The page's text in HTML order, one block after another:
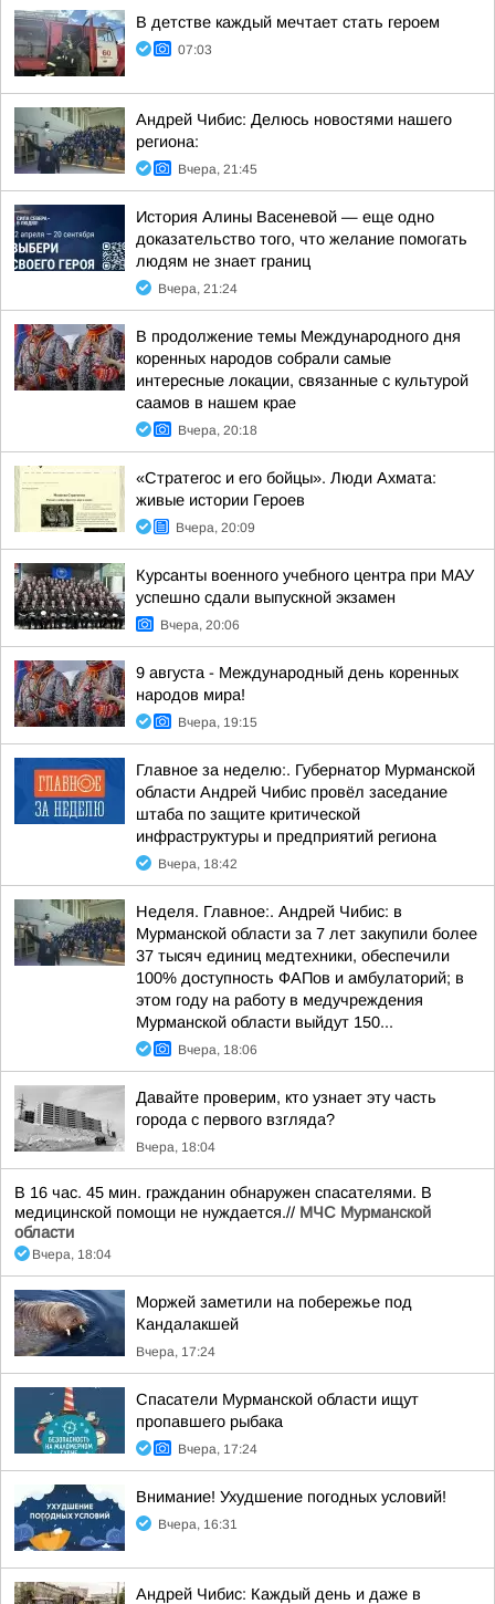
В детстве каждый мечтает стать героем
07:03
Андрей Чибис: Делюсь новостями нашего
региона:
Вчера, 21:45
История Алины Васеневой — еще одно
доказательство того, что желание помогать
людям не знает границ
Вчера, 21:24
В продолжение темы Международного дня
коренных народов собрали самые
интересные локации, связанные с культурой
саамов в нашем крае
Вчера, 20:18
«Стратегос и его бойцы». Люди Ахмата:
живые истории Героев
Вчера, 20:09
Курсанты военного учебного центра при МАУ
успешно сдали выпускной экзамен
Вчера, 20:06
9 августа - Международный день коренных
народов мира!
Вчера, 19:15
Главное за неделю:. Губернатор Мурманской
области Андрей Чибис провёл заседание
штаба по защите критической
инфраструктуры и предприятий региона
Вчера, 18:42
Неделя. Главное:. Андрей Чибис: в
Мурманской области за 7 лет закупили более
37 тысяч единиц медтехники, обеспечили
100% доступность ФАПов и амбулаторий; в
этом году на работу в медучреждения
Мурманской области выйдут 150...
Вчера, 18:06
Давайте проверим, кто узнает эту часть
города с первого взгляда?
Вчера, 18:04
В 16 час. 45 мин. гражданин обнаружен спасателями. В
медицинской помощи не нуждается.// МЧС Мурманской
области
Вчера, 18:04
Моржей заметили на побережье под
Кандалакшей
Вчера, 17:24
Спасатели Мурманской области ищут
пропавшего рыбака
Вчера, 17:24
Внимание! Ухудшение погодных условий!
Вчера, 16:31
Андрей Чибис: Каждый день и даже в